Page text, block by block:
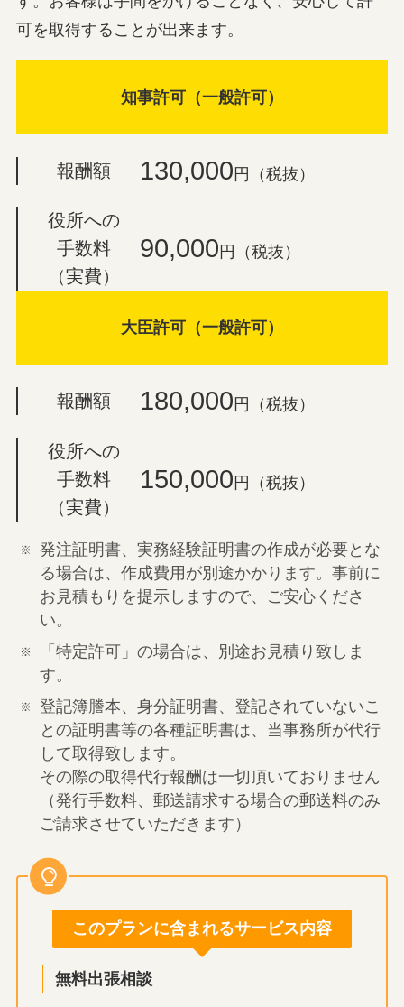
可を取得することが出来ます。
知事許可（一般許可）
報酬額 130,000円（税抜）
役所への
手数料
（実費）
90,000 円（税抜）
大臣許可（一般許可）
報酬額 180,000 円（税抜）
役所への
手数料
（実費）
150,000 円（税抜）
発注証明書、実務経験証明書の作成が必要とな
る場合は、作成費用が別途かかります。事前に
お見積もりを提示しますので、ご安心くださ
い。
「特定許可」の場合は、別途お見積り致しま
す。
登記簿謄本、身分証明書、登記されていないこ
との証明書等の各種証明書は、当事務所が代行
して取得致します。
その際の取得代行報酬は一切頂いておりません
（発行手数料、郵送請求する場合の郵送料のみ
ご請求させていただきます）
このプランに含まれるサービス内容
無料出張相談